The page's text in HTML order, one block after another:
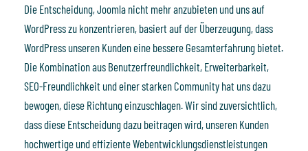
Die Entscheidung, Joomla nicht mehr anzubieten und uns auf
WordPress zu konzentrieren, basiert auf der Überzeugung, dass
WordPress unseren Kunden eine bessere Gesamterfahrung bietet.
Die Kombination aus Benutzerfreundlichkeit, Erweiterbarkeit,
SEO-Freundlichkeit und einer starken Community hat uns dazu
bewogen, diese Richtung einzuschlagen. Wir sind zuversichtlich,
dass diese Entscheidung dazu beitragen wird, unseren Kunden
hochwertige und effiziente Webentwicklungsdienstleistungen